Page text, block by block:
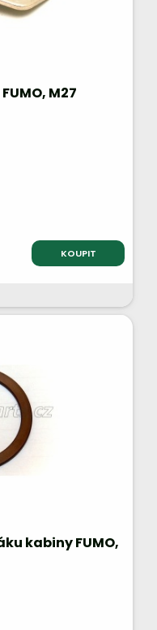
M27
KOUPIT
kabiny FUMO,